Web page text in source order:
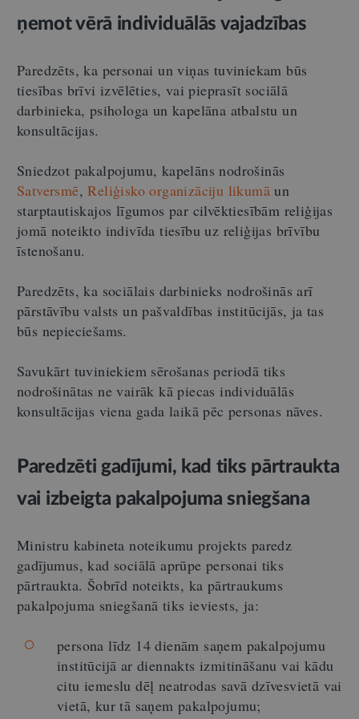
ņemot vērā individuālās vajadzības
Paredzēts, ka personai un viņas tuviniekam būs
tiesības brīvi izvēlēties, vai pieprasīt sociālā
darbinieka, psihologa un kapelāna atbalstu un
konsultācijas.
Sniedzot pakalpojumu, kapelāns nodrošinās
Satversmē,Reliģisko organizāciju likumā un
starptautiskajos līgumos par cilvēktiesībām reliģijas
jomā noteikto indivīda tiesību uz reliģijas brīvību
īstenošanu.
Paredzēts, ka sociālais darbinieks nodrošinās arī
pārstāvību valsts un pašvaldības institūcijās, ja tas
būs nepieciešams.
Savukārt tuviniekiem sērošanas periodā tiks
nodrošinātas ne vairāk kā piecas individuālās
konsultācijas viena gada laikā pēc personas nāves.
Paredzēti gadījumi, kad tiks pārtraukta
vai izbeigta pakalpojuma sniegšana
Ministru kabineta noteikumu projekts paredz
gadījumus, kad sociālā aprūpe personai tiks
pārtraukta. Šobrīd noteikts, ka pārtraukums
pakalpojuma sniegšanā tiks ieviests, ja:
persona līdz 14 dienām saņem pakalpojumu
institūcijā ar diennakts izmitināšanu vai kādu
citu iemeslu dēļ neatrodas savā dzīvesvietā vai
vietā, kur tā saņem pakalpojumu;